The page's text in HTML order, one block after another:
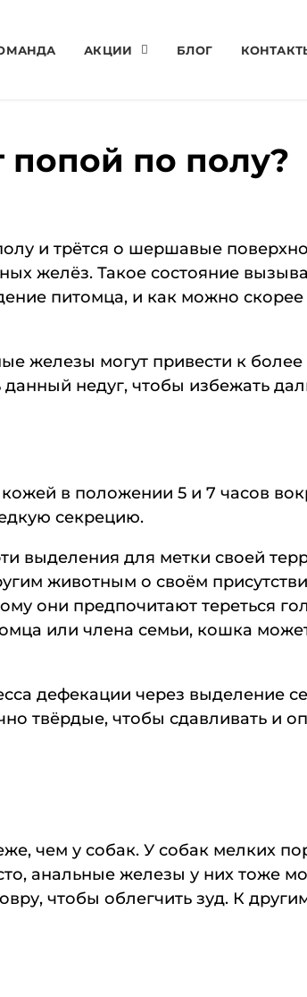
АКЦИИ БЛОГ
попой по полу?
и трётся о шершавые
желёз. Такое состояние
питомца, и как можно скорее
железы могут привести к
недуг, чтобы избежать
в положении 5 и 7 часов
секрецию.
выделения для метки своей
животным о своём
они предпочитают тереться
или члена семьи, кошка
дефекации через выделение
твёрдые, чтобы сдавливать и
чем у собак. У собак мелких
анальные железы у них тоже
чтобы облегчить зуд. К